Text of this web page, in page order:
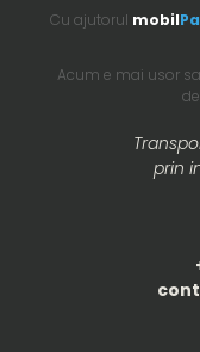
Cu ajutorul mobil
Acum e mai usor
prin